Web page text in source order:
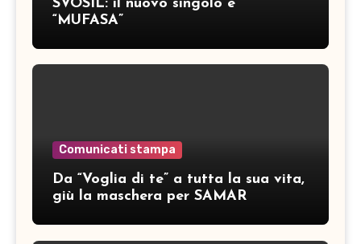
SVOSIL: il nuovo singolo è
“MUFASA”
Comunicati stampa
Da “Voglia di te” a tutta la sua vita,
giù la maschera per SAMAR